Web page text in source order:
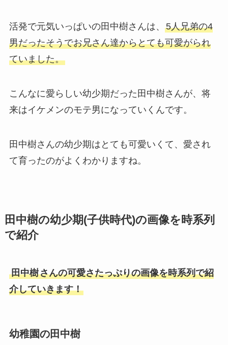
活発で元気いっぱいの田中樹さんは、 5人兄弟の4
男だったそうでお兄さん達からとても可愛がられ
ていました。
こんなに愛らしい幼少期だった田中樹さんが、将
来はイケメンのモテ男になっていくんです。
田中樹さんの幼少期はとても可愛いくて、愛され
て育ったのがよくわかりますね。
田中樹の幼少期(子供時代)の画像を時系列
で紹介
田中樹さんの可愛さたっぷりの画像を時系列で紹
介していきます！
幼稚園の田中樹